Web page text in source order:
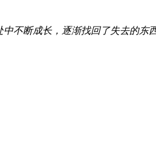
不断成长，逐渐找回了失去的东